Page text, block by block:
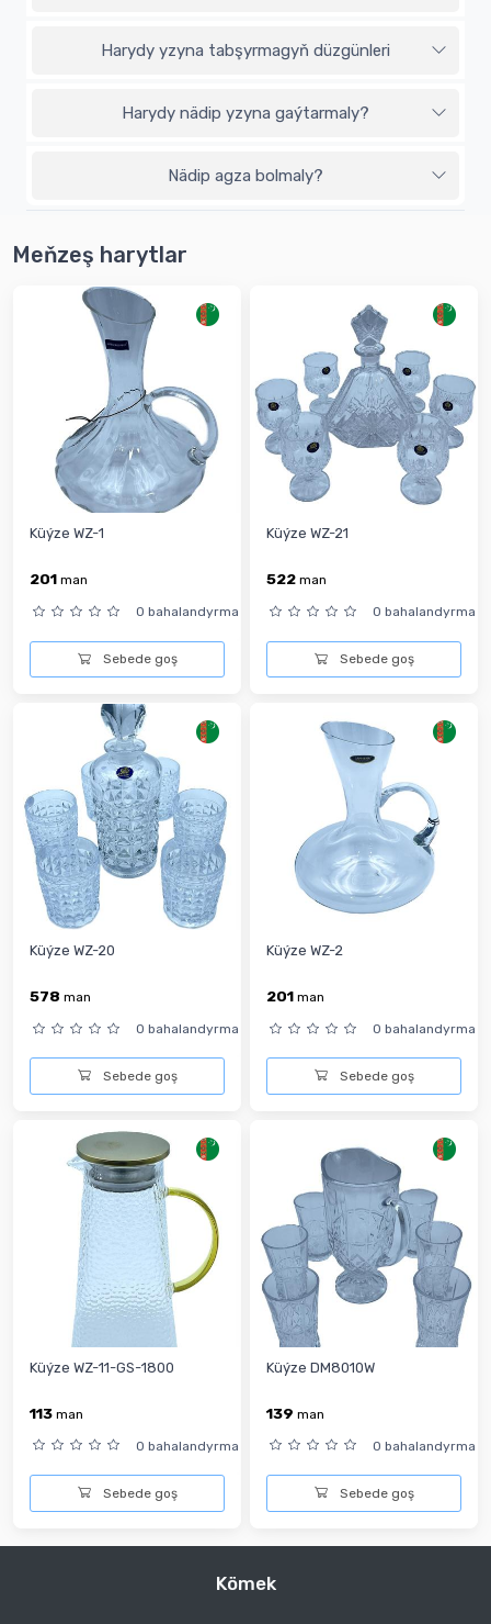
Harydy yzyna tabşyrmagyň düzgünleri
Harydy nädip yzyna gaýtarmaly?
Nädip agza bolmaly?
Meňzeş harytlar
Küýze WZ-1
201 man
0 bahalandyrma
Sebede goş
Küýze WZ-21
522 man
0 bahalandyrma
Sebede goş
Küýze WZ-20
578 man
0 bahalandyrma
Sebede goş
Küýze WZ-2
201 man
0 bahalandyrma
Sebede goş
Küýze WZ-11-GS-1800
113 man
0 bahalandyrma
Sebede goş
Küýze DM8010W
139 man
0 bahalandyrma
Sebede goş
Kömek